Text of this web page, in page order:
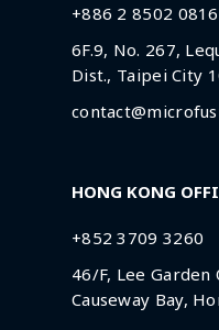
+886 2 8502 0816
6F.9, No. 267,
Dist., Taipei City
HONG KONG
+852 3709 3260
46/F, Lee Garden
Causeway Bay,